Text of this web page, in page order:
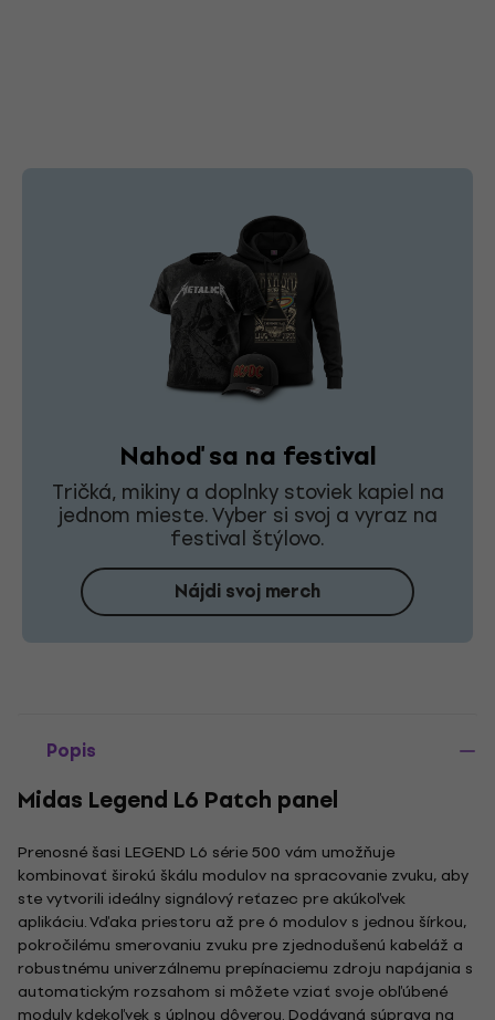
Nahoď sa na festival
Tričká, mikiny a doplnky stoviek kapiel na
jednom mieste. Vyber si svoj a vyraz na
festival štýlovo.
Nájdi svoj merch
Popis
Midas Legend L6 Patch panel
Prenosné šasi LEGEND L6 série 500 vám umožňuje
kombinovať širokú škálu modulov na spracovanie zvuku, aby
ste vytvorili ideálny signálový reťazec pre akúkoľvek
aplikáciu. Vďaka priestoru až pre 6 modulov s jednou šírkou,
pokročilému smerovaniu zvuku pre zjednodušenú kabeláž a
robustnému univerzálnemu prepínaciemu zdroju napájania s
automatickým rozsahom si môžete vziať svoje obľúbené
moduly kdekoľvek s úplnou dôverou. Dodávaná súprava na